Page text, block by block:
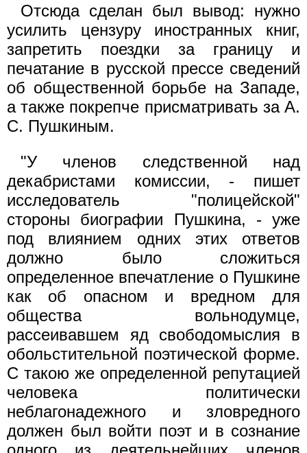
Отсюда сделан был вывод: нужно
усилить цензуру иностранных книг,
запретить поездки за границу и
печатание в русской прессе сведений
об общественной борьбе на Западе,
а также покрепче присматривать за А.
С. Пушкиным.
"У членов следственной над
декабристами комиссии, - пишет
исследователь "полицейской"
стороны биографии Пушкина, - уже
под влиянием одних этих ответов
должно было сложиться
определенное впечатление о Пушкине
как об опасном и вредном для
общества вольнодумце,
рассеивавшем яд свободомыслия в
обольстительной поэтической форме.
С такою же определенной репутацией
человека политически
неблагонадежного и зловредного
должен был войти поэт и в сознание